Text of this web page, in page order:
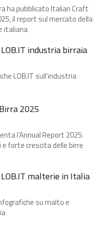
ha pubblicato Italian Craft
il report sul mercato della
italiana
industria birraia
LOB.IT sull'industria
2025
l’Annual Report 2025:
forte crescita delle birre
malterie in Italia
su malto e